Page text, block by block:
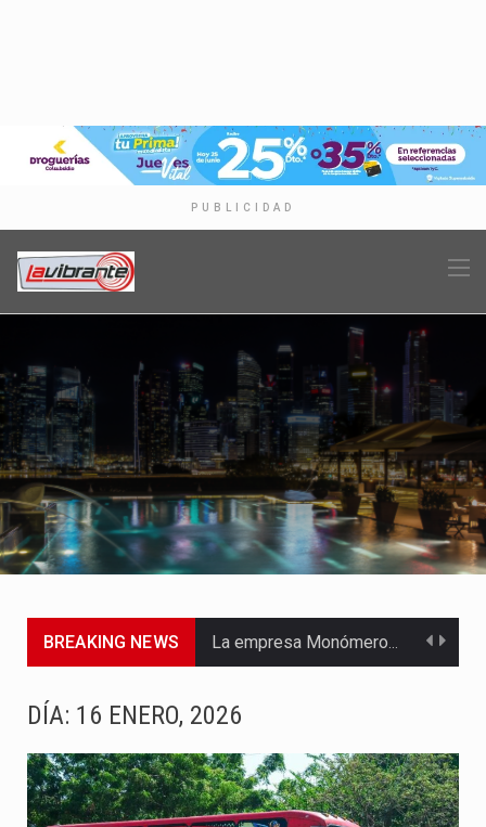
PUBLICIDAD
BREAKING NEWS La empresa Monómeros fue una de las protagonistas durante la…
La Alcaldía de Barranquilla puso en marcha un amplio plan…
DÍA: 16 ENERO, 2026